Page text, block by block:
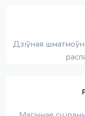
Дзіўная